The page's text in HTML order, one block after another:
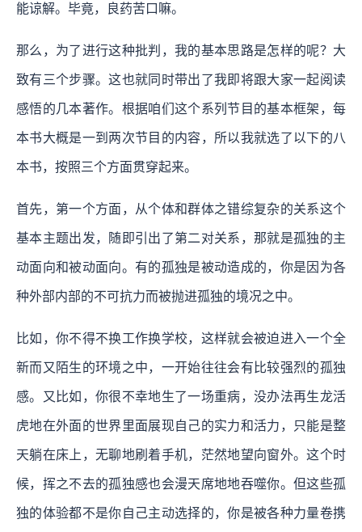
能谅解。毕竟，良药苦口嘛。
那么，为了进行这种批判，我的基本思路是怎样的呢？大
致有三个步骤。这也就同时带出了我即将跟大家一起阅读
感悟的几本著作。根据咱们这个系列节目的基本框架，每
本书大概是一到两次节目的内容，所以我就选了以下的八
本书，按照三个方面贯穿起来。
首先，第一个方面，从个体和群体之错综复杂的关系这个
基本主题出发，随即引出了第二对关系，那就是孤独的主
动面向和被动面向。 有的孤独是被动造成的，你是因为各
种外部内部的不可抗力而被抛进孤独的境况之中。
比如，你不得不换工作换学校，这样就会被迫进入一个全
新而又陌生的环境之中，一开始往往会有比较强烈的孤独
感。又比如，你很不幸地生了一场重病，没办法再生龙活
虎地在外面的世界里面展现自己的实力和活力，只能是整
天躺在床上，无聊地刷着手机，茫然地望向窗外。这个时
候，挥之不去的孤独感也会漫天席地地吞噬你。但这些孤
独的体验都不是你自己主动选择的，你是被各种力量卷携